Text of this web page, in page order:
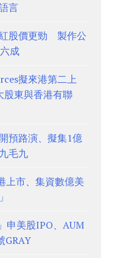
言
股價更勁 製作公
成
擬來港第二上
東與香港有聯
預路演、擬集1億
毛九
上市、集資數億美
申美股IPO、AUM